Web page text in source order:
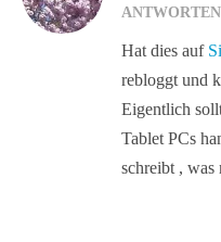
ANTWORTEN
Hat dies auf
rebloggt und
Eigentlich
Tablet PCs
schreibt , was